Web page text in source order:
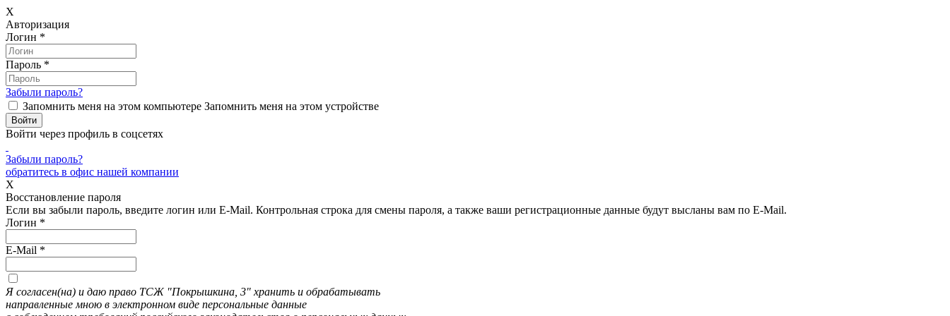
X
Авторизация
Логин *
Пароль *
Забыли пароль?
Запомнить меня на этом компьютере Запомнить меня на этом устройстве
Войти через профиль в соцсетях
Забыли пароль?
обратитесь в офис нашей компании
X
Восстановление пароля
Если вы забыли пароль, введите логин или E-Mail. Контрольная строка для смены пароля, а также ваши регистрационные данные будут высланы вам по E-Mail.
Логин *
E-Mail *
Я согласен(на) и даю право ТСЖ "Покрышкина, 3" хранить и обрабатывать
направленные мною в электронном виде персональные данные